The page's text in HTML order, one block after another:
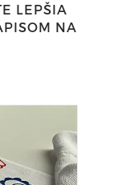
LEPŠIA
NA